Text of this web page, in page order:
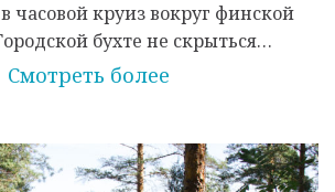
часовой круиз вокруг финской
бухте не скрыться…
Смотреть более